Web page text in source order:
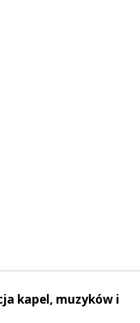
kapel, muzyków i